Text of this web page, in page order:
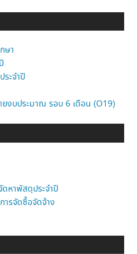
ษา
ระจำปี
ยงบประมาณ รอบ 6 เดือน (O19)
หาพัสดุประจำปี
ารจัดซื้อจัดจ้าง